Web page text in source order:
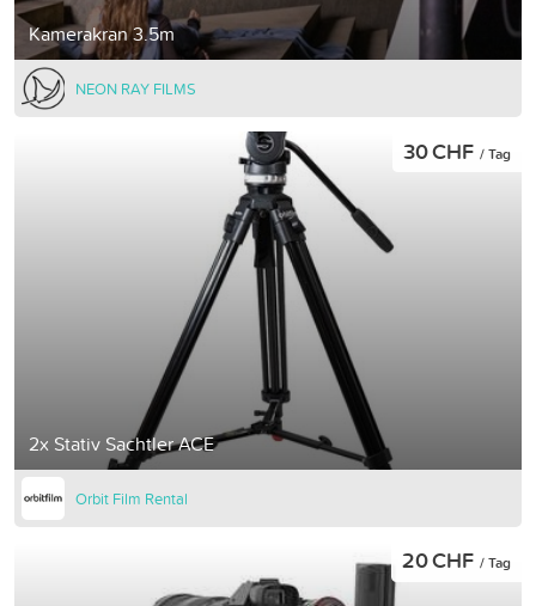
Kamerakran 3.5m
NEON RAY FILMS
2x Stativ Sachtler ACE
30 CHF / Tag
Orbit Film Rental
20 CHF / Tag